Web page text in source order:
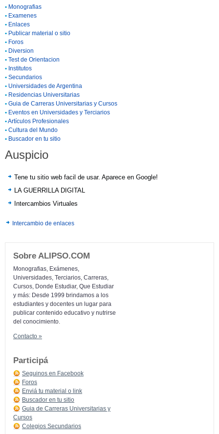
• Monografias
• Examenes
• Enlaces
• Publicar material o sitio
• Foros
• Diversion
• Test de Orientacion
• Institutos
• Secundarios
• Universidades de Argentina
• Residencias Universitarias
• Guia de Carreras Universitarias y Cursos
• Eventos en Universidades y Terciarios
•Artículos Profesionales
• Cultura del Mundo
• Buscador en tu sitio
Auspicio
Tene tu sitio web facil de usar. Aparece en Google!
LA GUERRILLA DIGITAL
Intercambios Virtuales
Intercambio de enlaces
Sobre ALIPSO.COM
Monografias, Exámenes,
Universidades, Terciarios, Carreras,
Cursos, Donde Estudiar, Que Estudiar
y más: Desde 1999 brindamos a los
estudiantes y docentes un lugar para
publicar contenido educativo y nutrirse
del conocimiento.
Contacto »
Participá
Seguinos en Facebook
Foros
Enviá tu material o link
Buscador en tu sitio
Guia de Carreras Universitarias y
Cursos
Colegios Secundarios